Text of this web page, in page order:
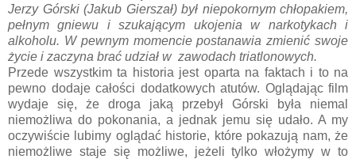
Jerzy Górski (Jakub Gierszał) był niepokornym chłopakiem,
pełnym gniewu i szukającym ukojenia w narkotykach i
alkoholu. W pewnym momencie postanawia zmienić swoje
życie i zaczyna brać udział w zawodach triatlonowych.
Przede wszystkim ta historia jest oparta na faktach i to na
pewno dodaje całości dodatkowych atutów. Oglądając film
wydaje się, że droga jaką przebył Górski była niemal
niemożliwa do pokonania, a jednak jemu się udało. A my
oczywiście lubimy oglądać historie, które pokazują nam, że
niemożliwe staje się możliwe, jeżeli tylko włożymy w to